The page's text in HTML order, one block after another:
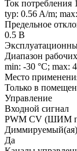
Ток потребления
typ: 0.56 A/m;
Предельное
0.5 В
Диапазон
min: -30 °C; max:
Место
Только в
Управление
Входной сигнал
PWM СV (ШИМ
Диммируемый(ая)
Да